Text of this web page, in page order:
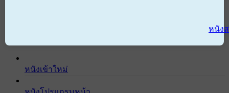
หนัง
หนังเข้าใหม่